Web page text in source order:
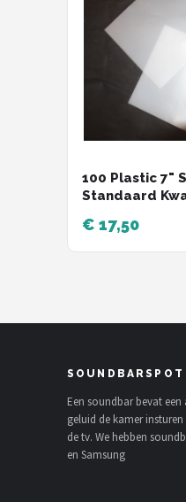
100 Plastic 7"
Standaard
€ 17,50
SOUNDBARSPOT
Een soundbar bevat
geluid de kamer
de tv. We hebben
en Samsung